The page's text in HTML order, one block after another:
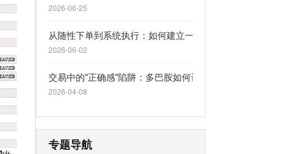
2026-06-25
从随性下单到系统执行：如何建立一套救命的交易计划
2026-06-02
交易中的"正确感"陷阱：多巴胺如何让你逆势上瘾
2026-04-08
专题导航